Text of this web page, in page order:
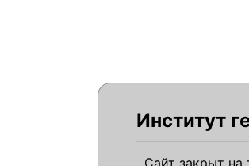
Институт